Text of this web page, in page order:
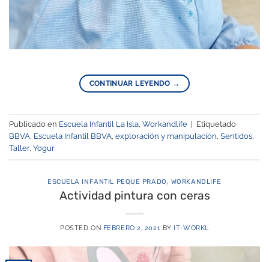
CONTINUAR LEYENDO →
Publicado en Escuela Infantil La Isla, Workandlife
Etiquetado
BBVA, Escuela Infantil BBVA, exploración y manipulación, Sentidos,
Taller, Yogur
ESCUELA INFANTIL PEQUE PRADO, WORKANDLIFE
Actividad pintura con ceras
POSTED ON FEBRERO 2, 2021 BY IT-WORKL